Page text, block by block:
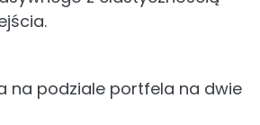
na podziale portfela na dwie